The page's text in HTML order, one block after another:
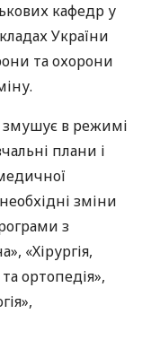
кафедр у
України
та охорони
в режимі
плани і
зміни
з
«Хірургія,
ортопедія»,